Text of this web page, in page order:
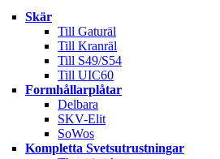
Skär
Till Gaturäl
Till Kranräl
Till S49/S54
Till UIC60
Formhållarplåtar
Delbara
SKV-Elit
SoWos
Kompletta Svetsutrustningar